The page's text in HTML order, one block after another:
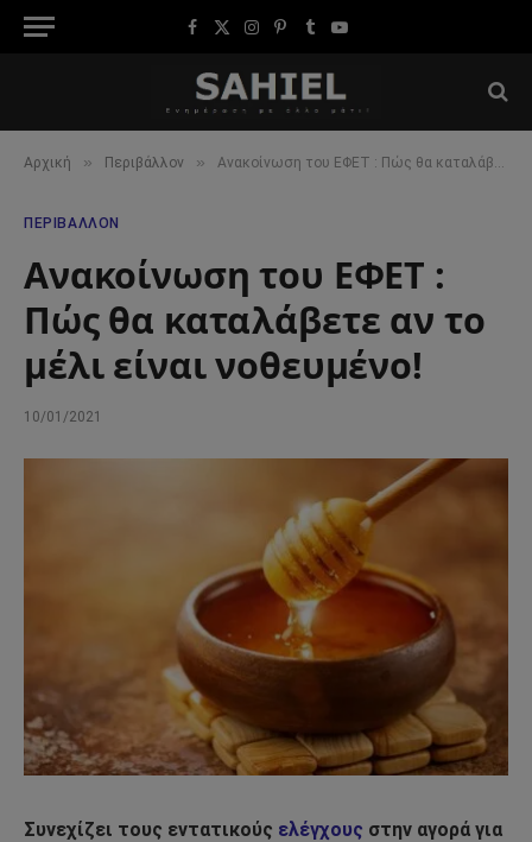
Facebook
X
Instagram
Pinterest
TumblrYouTube
Αρχική » Περιβάλλον » Ανακοίνωση του ΕΦΕΤ : Πώς θα καταλάβετε αν το μέλι είναι νοθευμένο!
ΠΕΡΙΒΆΛΛΟΝ
Ανακοίνωση του ΕΦΕΤ :
Πώς θα καταλάβετε αν το
μέλι είναι νοθευμένο!
10/01/2021
Συνεχίζει τους εντατικούς ελέγχους στην αγορά για